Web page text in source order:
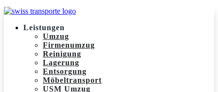
Leistungen
Umzug
Firmenumzug
Reinigung
Lagerung
Entsorgung
Möbeltransport
USM Umzug